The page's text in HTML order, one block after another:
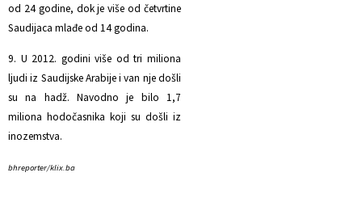
od 24 godine, dok je više od četvrtine
Saudijaca mlađe od 14 godina.
9. U 2012. godini više od tri miliona
ljudi iz Saudijske Arabije i van nje došli
su na hadž. Navodno je bilo 1,7
miliona hodočasnika koji su došli iz
inozemstva.
bhreporter/klix.ba